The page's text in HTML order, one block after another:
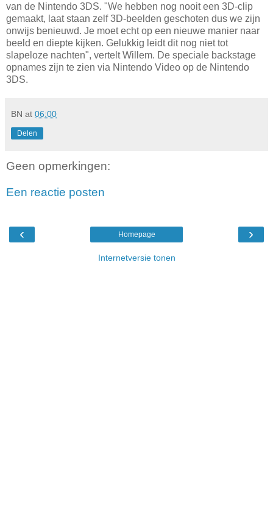
van de Nintendo 3DS. "We hebben nog nooit een 3D-clip
gemaakt, laat staan zelf 3D-beelden geschoten dus we zijn
onwijs benieuwd. Je moet echt op een nieuwe manier naar
beeld en diepte kijken. Gelukkig leidt dit nog niet tot
slapeloze nachten", vertelt Willem. De speciale backstage
opnames zijn te zien via Nintendo Video op de Nintendo
3DS.
BN at 06:00
Delen
Geen opmerkingen:
Een reactie posten
‹ ›
Homepage
Internetversie tonen